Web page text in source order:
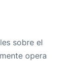
sobre el
opera